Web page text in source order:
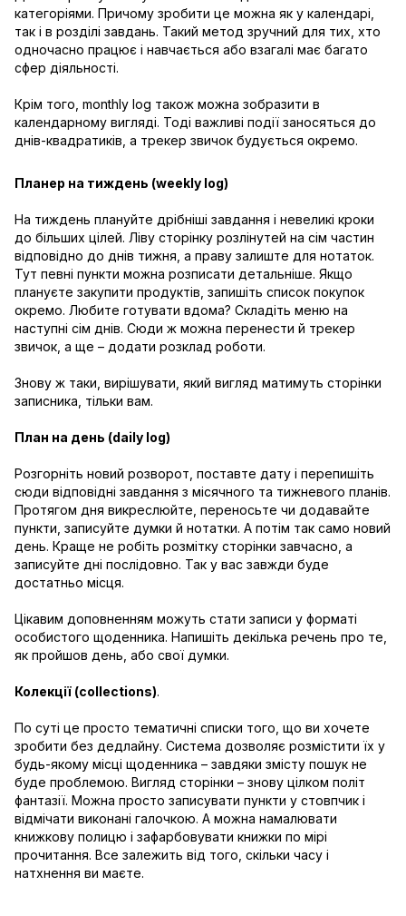
категоріями. Причому зробити це можна як у календарі,
так і в розділі завдань. Такий метод зручний для тих, хто
одночасно працює і навчається або взагалі має багато
сфер діяльності.
Крім того, monthly log також можна зобразити в
календарному вигляді. Тоді важливі події заносяться до
днів-квадратиків, а трекер звичок будується окремо.
Планер на тиждень (weekly log)
На тиждень плануйте дрібніші завдання і невеликі кроки
до більших цілей. Ліву сторінку розлінутей на сім частин
відповідно до днів тижня, а праву залиште для нотаток.
Тут певні пункти можна розписати детальніше. Якщо
плануєте закупити продуктів, запишіть список покупок
окремо. Любите готувати вдома? Складіть меню на
наступні сім днів. Сюди ж можна перенести й трекер
звичок, а ще – додати розклад роботи.
Знову ж таки, вирішувати, який вигляд матимуть сторінки
записника, тільки вам.
План на день (daily log)
Розгорніть новий розворот, поставте дату і перепишіть
сюди відповідні завдання з місячного та тижневого планів.
Протягом дня викреслюйте, переносьте чи додавайте
пункти, записуйте думки й нотатки. А потім так само новий
день. Краще не робіть розмітку сторінки завчасно, а
записуйте дні послідовно. Так у вас завжди буде
достатньо місця.
Цікавим доповненням можуть стати записи у форматі
особистого щоденника. Напишіть декілька речень про те,
як пройшов день, або свої думки.
Колекції (collections).
По суті це просто тематичні списки того, що ви хочете
зробити без дедлайну. Система дозволяє розмістити їх у
будь-якому місці щоденника – завдяки змісту пошук не
буде проблемою. Вигляд сторінки – знову цілком політ
фантазії. Можна просто записувати пункти у стовпчик і
відмічати виконані галочкою. А можна намалювати
книжкову полицю і зафарбовувати книжки по мірі
прочитання. Все залежить від того, скільки часу і
натхнення ви маєте.